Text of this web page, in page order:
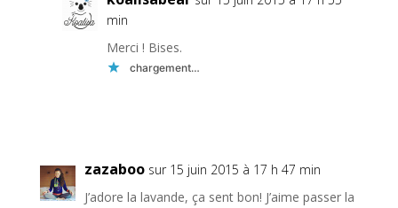
min
Merci ! Bises.
chargement…
zazaboo sur 15 juin 2015 à 17 h 47 min
J’adore la lavande, ça sent bon! J’aime passer la